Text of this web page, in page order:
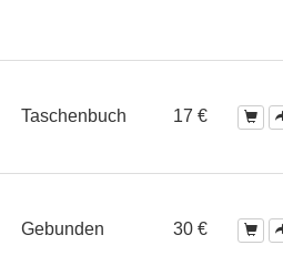
Taschenbuch 17 €
Gebunden 30 €